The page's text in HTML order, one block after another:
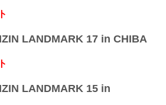
LANDMARK 17 in CHIBA
LANDMARK 15 in